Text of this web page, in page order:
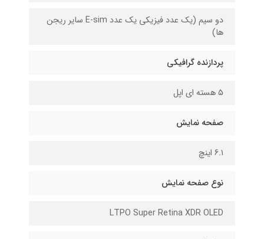
دو سیم (یک عدد فیزیکی یک عدد E-sim سایر ریجن
ها)
پردازنده گرافیکی
۵ هسته ای اپل
صفحه نمایش
6.۱ اینچ
نوع صفحه نمایش
LTPO Super Retina XDR OLED